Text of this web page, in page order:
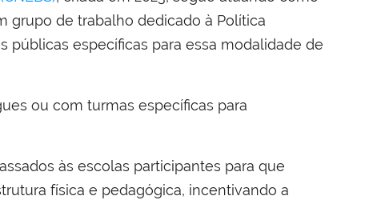
grupo de trabalho dedicado à Política
públicas específicas para essa modalidade de
ou com turmas específicas para
às escolas participantes para que
física e pedagógica, incentivando a